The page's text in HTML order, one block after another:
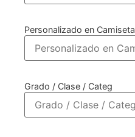
Personalizado en Camiseta
Grado / Clase / Categ